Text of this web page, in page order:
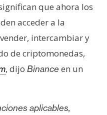
que ahora los
acceder a la
intercambiar y
de criptomonedas,
, dijo Binance en un
aplicables,